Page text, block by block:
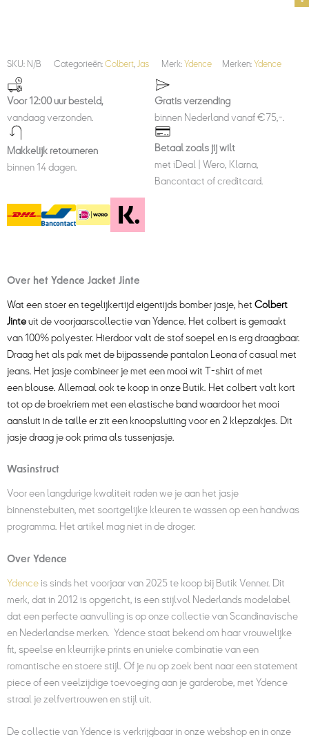
SKU: N/B Categorieën: Colbert Jas Merk: Ydence Merken: Ydence
Voor 12:00 uur besteld,
vandaag verzonden.
Gratis verzending
binnen Nederland vanaf €75,-.
Makkelijk retourneren
binnen 14 dagen.
Betaal zoals jij wilt
met iDeal | Wero, Klarna,
Bancontact of creditcard.
Over het Ydence Jacket Jinte
Wat een stoer en tegelijkertijd eigentijds bomber jasje, het Colbert
Jinteuit de voorjaarscollectie van Ydence. Het colbert is gemaakt
van 100% polyester. Hierdoor valt de stof soepel en is erg draagbaar.
Draag het als pak met de bijpassendepantalon Leonaof casual met
jeans. Het jasje combineer je met een mooi wit T-shirt of met
een blouse. Allemaal ook te koop in onze Butik. Het colbert valt kort
tot op de broekriem met een elastische band waardoor het mooi
aansluit in de taille er zit een knoopsluiting voor en 2 klepzakjes. Dit
jasje draag je ook prima als tussenjasje.
Wasinstruct
Voor een langdurige kwaliteit raden we je aan het jasje
binnenstebuiten, met soortgelijke kleuren te wassen op een handwas
programma. Het artikel mag niet in de droger.
Over Ydence
Ydenceis sinds het voorjaar van 2025 te koop bij Butik Venner. Dit
merk, dat in 2012 is opgericht, is een stijlvol Nederlands modelabel
dat een perfecte aanvulling is op onze collectie van Scandinavische
en Nederlandse merken. Ydence staat bekend om haar vrouwelijke
fit, speelse en kleurrijke prints en unieke combinatie van een
romantische en stoere stijl. Of je nu op zoek bent naar een statement
piece of een veelzijdige toevoeging aan je garderobe, met Ydence
straal je zelfvertrouwen en stijl uit.
De collectie van Ydence is verkrijgbaar in onze webshop en in onze